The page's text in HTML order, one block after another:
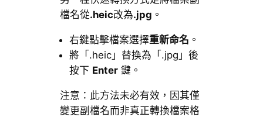
檔名從.heic改為.jpg 。
右鍵點擊檔案選擇重新命名 。
將「.heic」替換為「.jpg」後
按下 Enter鍵。
注意：此方法未必有效，因其僅
變更副檔名而非真正轉換檔案格